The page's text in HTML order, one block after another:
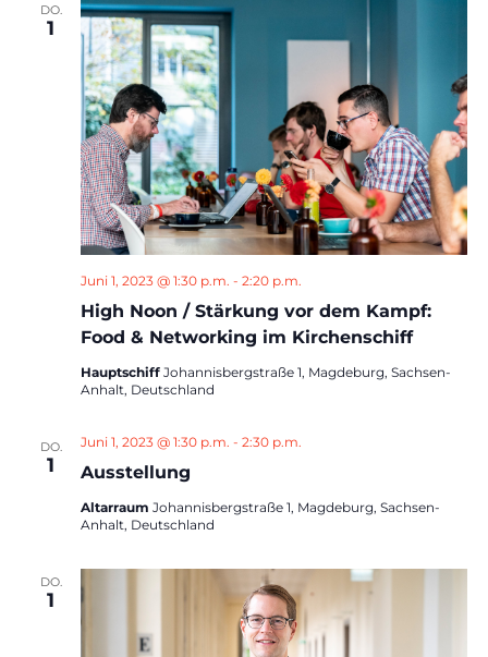
DO.
1
High Noon / Stärkung vor dem Kampf:
Food & Networking im Kirchenschiff
Juni 1, 2023 @ 1:30 p.m. - 2:20 p.m.
Hauptschiff Johannisbergstraße 1, Magdeburg, Sachsen-
Anhalt, Deutschland
DO.
1 Ausstellung
Juni 1, 2023 @ 1:30 p.m. - 2:30 p.m.
Altarraum Johannisbergstraße 1, Magdeburg, Sachsen-
Anhalt, Deutschland
DO.
1